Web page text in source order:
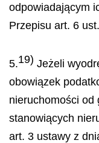
odpowiadającym
Przepisu art. 6
5.19) Jeżeli
obowiązek
nieruchomości od
stanowiących
art. 3 ustawy z